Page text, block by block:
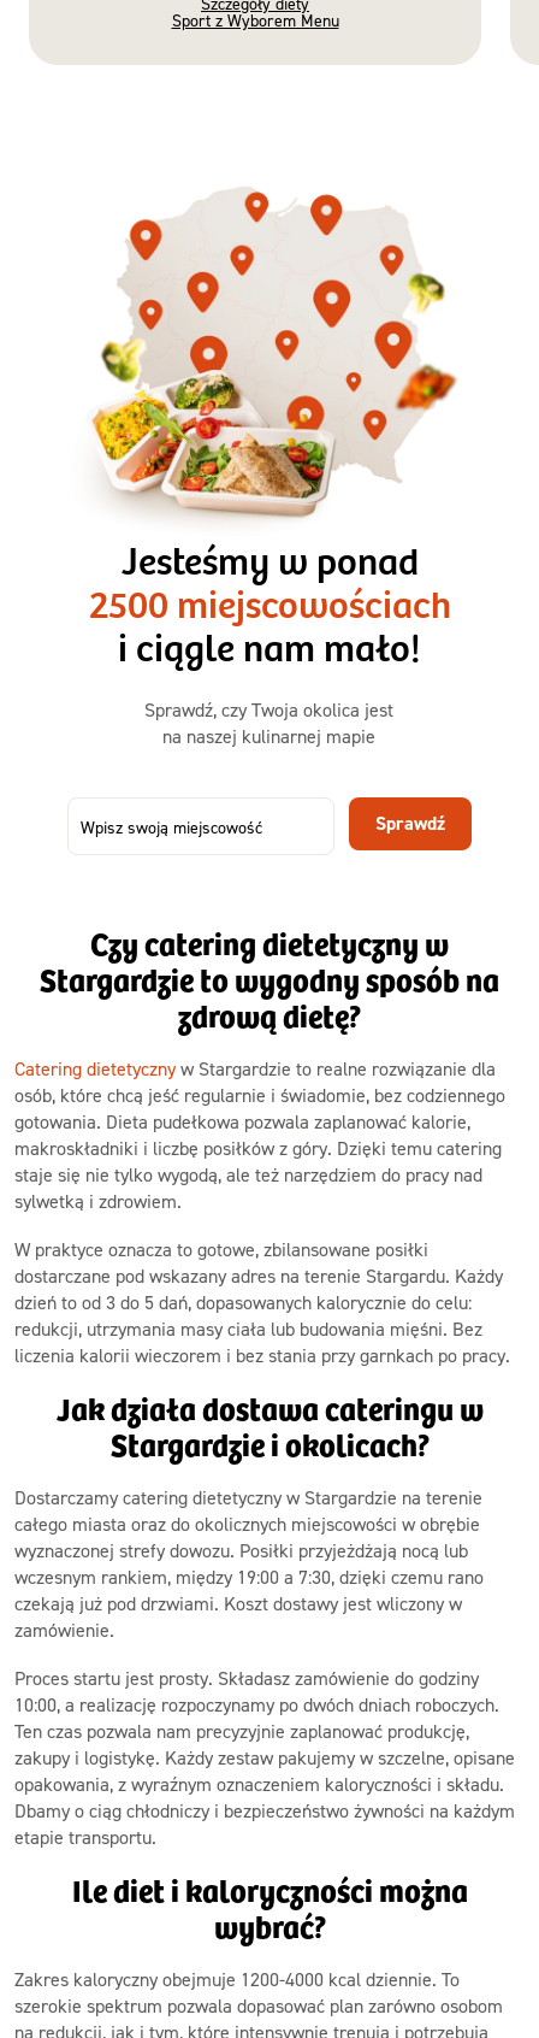
Sport z Wyborem Menu
3 razy TAK
1500kcal - 2250kcal
3 sycące posiłki o większej objętości. Mniej dań,
ta sama wygoda!
50,31 zł
73,99
-32%
Menu
Jesteśmy w ponad
2500 miejscowościach
i ciągle nam mało!
Sprawdź, czy Twoja okolica jest
na naszej kulinarnej mapie
Sprawdź
Czy catering dietetyczny w
Stargardzie to wygodny sposób na
zdrową dietę?
Catering dietetycznyw Stargardzie to realne rozwiązanie dla
osób, które chcą jeść regularnie i świadomie, bez codziennego
gotowania. Dieta pudełkowa pozwala zaplanować kalorie,
makroskładniki i liczbę posiłków z góry. Dzięki temu catering
staje się nie tylko wygodą, ale też narzędziem do pracy nad
sylwetką i zdrowiem.
W praktyce oznacza to gotowe, zbilansowane posiłki
dostarczane pod wskazany adres na terenie Stargardu. Każdy
dzień to od 3 do 5 dań, dopasowanych kalorycznie do celu:
redukcji, utrzymania masy ciała lub budowania mięśni. Bez
liczenia kalorii wieczorem i bez stania przy garnkach po pracy.
Jak działa dostawa cateringu w
Stargardzie i okolicach?
Dostarczamy catering dietetyczny w Stargardzie na terenie
całego miasta oraz do okolicznych miejscowości w obrębie
wyznaczonej strefy dowozu. Posiłki przyjeżdżają nocą lub
wczesnym rankiem, między 19:00 a 7:30, dzięki czemu rano
czekają już pod drzwiami. Koszt dostawy jest wliczony w
zamówienie.
Proces startu jest prosty. Składasz zamówienie do godziny
10:00, a realizację rozpoczynamy po dwóch dniach roboczych.
Ten czas pozwala nam precyzyjnie zaplanować produkcję,
zakupy i logistykę. Każdy zestaw pakujemy w szczelne, opisane
opakowania, z wyraźnym oznaczeniem kaloryczności i składu.
Dbamy o ciąg chłodniczy i bezpieczeństwo żywności na każdym
etapie transportu.
Ile diet i kaloryczności można
wybrać?
Zakres kaloryczny obejmuje 1200-4000 kcal dziennie. To
szerokie spektrum pozwala dopasować plan zarówno osobom
na redukcji, jak i tym, które intensywnie trenują i potrzebują